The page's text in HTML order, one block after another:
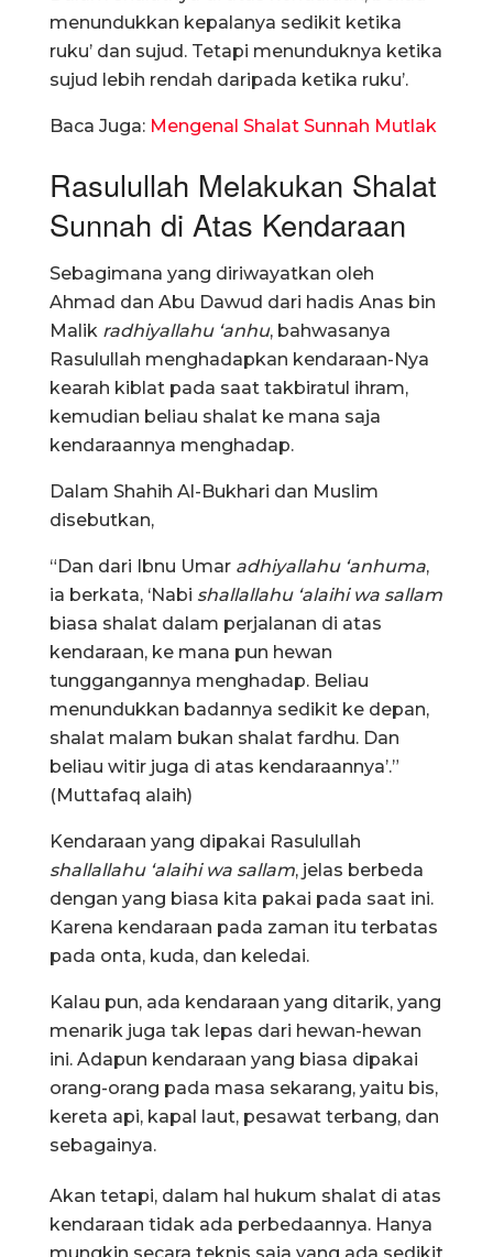
menundukkan kepalanya sedikit ketika
ruku’ dan sujud. Tetapi menunduknya ketika
sujud lebih rendah daripada ketika ruku’.
Baca Juga: Mengenal Shalat Sunnah Mutlak
Rasulullah Melakukan Shalat
Sunnah di Atas Kendaraan
Sebagimana yang diriwayatkan oleh
Ahmad dan Abu Dawud dari hadis Anas bin
Malik radhiyallahu ‘anhu, bahwasanya
Rasulullah menghadapkan kendaraan-Nya
kearah kiblat pada saat takbiratul ihram,
kemudian beliau shalat ke mana saja
kendaraannya menghadap.
Dalam Shahih Al-Bukhari dan Muslim
disebutkan,
“Dan dari Ibnu Umar adhiyallahu ‘anhuma,
ia berkata, ‘Nabi shallallahu ‘alaihi wa sallam
biasa shalat dalam perjalanan di atas
kendaraan, ke mana pun hewan
tunggangannya menghadap. Beliau
menundukkan badannya sedikit ke depan,
shalat malam bukan shalat fardhu. Dan
beliau witir juga di atas kendaraannya’.”
(Muttafaq alaih)
Kendaraan yang dipakai Rasulullah
shallallahu ‘alaihi wa sallam, jelas berbeda
dengan yang biasa kita pakai pada saat ini.
Karena kendaraan pada zaman itu terbatas
pada onta, kuda, dan keledai.
Kalau pun, ada kendaraan yang ditarik, yang
menarik juga tak lepas dari hewan-hewan
ini. Adapun kendaraan yang biasa dipakai
orang-orang pada masa sekarang, yaitu bis,
kereta api, kapal laut, pesawat terbang, dan
sebagainya.
Akan tetapi, dalam hal hukum shalat di atas
kendaraan tidak ada perbedaannya. Hanya